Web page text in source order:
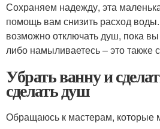
Сохраняем надежду, эта
помощь вам снизить расход
возможно отключать душ, пока
либо намыливаетесь – это также
Убрать ванну и
сделать душ
Обращаюсь к мастерам, которые